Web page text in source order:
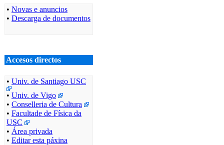
• Novas e anuncios
• Descarga de documentos
Accesos directos
• Univ. de Santiago USC
• Univ. de Vigo
• Conselleria de Cultura
• Facultade de Física da
USC
• Área privada
• Editar esta páxina